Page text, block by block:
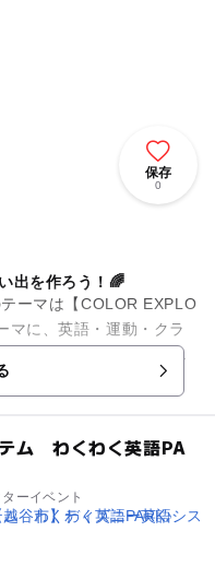
保存
0
出を作ろう！🌈
ーマは【COLOR EXPLO
マに、英語・運動・クラ
るさまざまなアクティビ
テム わくわく英語PA
ーイベント